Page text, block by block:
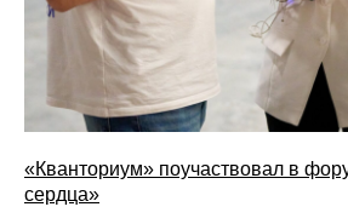
«Кванториум» поучаствовал в
сердца»